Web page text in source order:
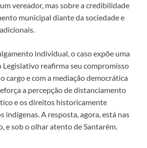
vereador, mas sobre a credibilidade
municipal diante da sociedade e
individual, o caso expõe uma
Legislativo reafirma seu compromisso
cargo e com a mediação democrática
a percepção de distanciamento
e os direitos historicamente
indígenas. A resposta, agora, está nas
e sob o olhar atento de Santarém.